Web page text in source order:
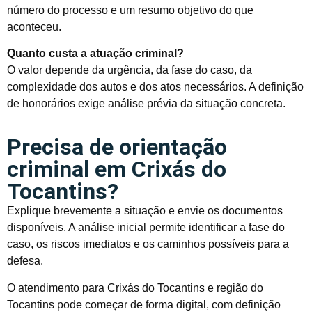
número do processo e um resumo objetivo do que
aconteceu.
Quanto custa a atuação criminal?
O valor depende da urgência, da fase do caso, da
complexidade dos autos e dos atos necessários. A definição
de honorários exige análise prévia da situação concreta.
Precisa de orientação
criminal em Crixás do
Tocantins?
Explique brevemente a situação e envie os documentos
disponíveis. A análise inicial permite identificar a fase do
caso, os riscos imediatos e os caminhos possíveis para a
defesa.
O atendimento para Crixás do Tocantins e região do
Tocantins pode começar de forma digital, com definição